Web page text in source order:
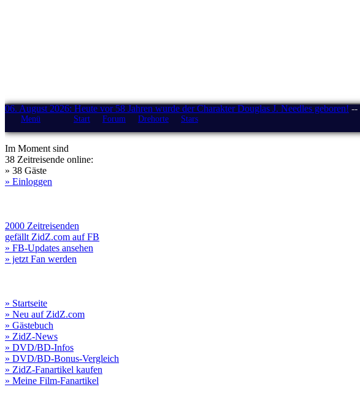
06. August 2026: Heute vor 58 Jahren wurde der Charakter Douglas J. Needles geboren! --
Menü Start Forum Drehorte Stars
Im Moment sind
38 Zeitreisende online:
» 38 Gäste
» Einloggen
2000 Zeitreisenden
gefällt ZidZ.com auf FB
» FB-Updates ansehen
» jetzt Fan werden
» Startseite
» Neu auf ZidZ.com
» Gästebuch
» ZidZ-News
» DVD/BD-Infos
» DVD/BD-Bonus-Vergleich
» ZidZ-Fanartikel kaufen
» Meine Film-Fanartikel